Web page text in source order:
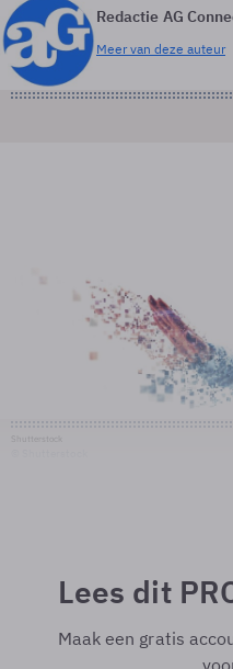
Redactie AG
Meer van deze auteur
Lees dit
Maak een gratis